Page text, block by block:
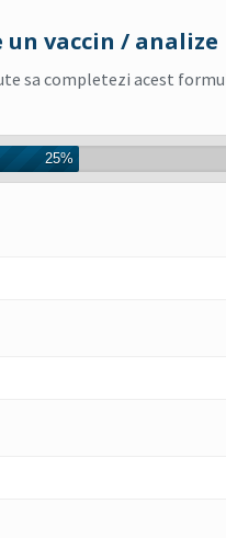
un vaccin / analize
sa completezi acest
25%